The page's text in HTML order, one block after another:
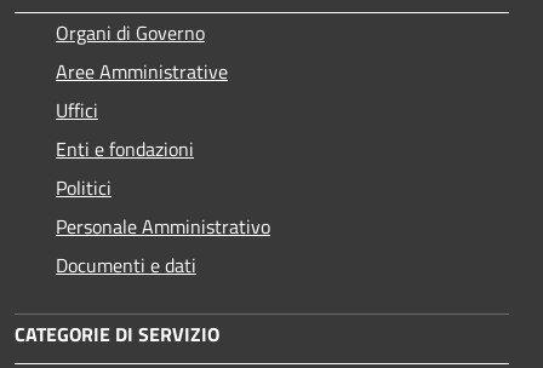
Organi di Governo
Aree Amministrative
Uffici
Enti e fondazioni
Politici
Personale Amministrativo
Documenti e dati
CATEGORIE DI SERVIZIO